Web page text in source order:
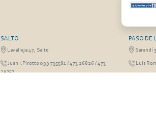
SALTO
Lavalleja 47, Salto
Juan I.Pirotto 099 735581 / 473 26826 / 473
29757
PASO DE
Sarandí
Luis